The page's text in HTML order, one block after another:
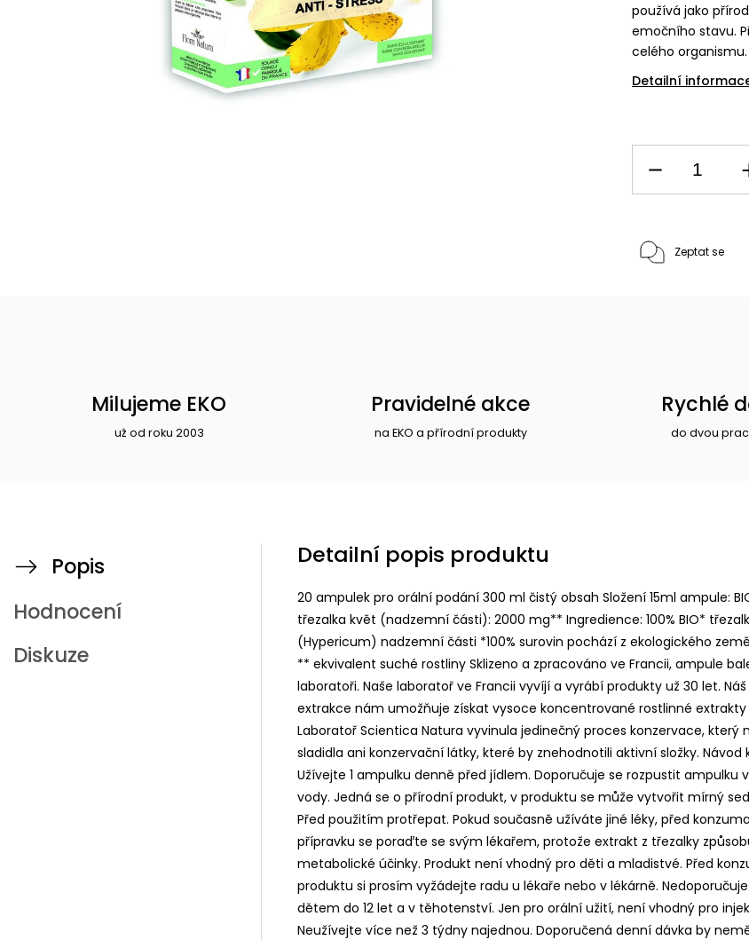
používá jako
emočního stavu.
celého organismu.
Detailní
Zeptat se
Milujeme EKO
už od roku 2003
Pravidelné akce
na EKO a přírodní produkty
Rychlé
do dvou
Popis
Hodnocení
Diskuze
Detailní popis produktu
20 ampulek pro orální podání 300 ml čistý obsah Složení 15ml ampule:
třezalka květ (nadzemní části): 2000 mg** Ingredience: 100% BIO*
(Hypericum) nadzemní části *100% surovin pochází z ekologického
** ekvivalent suché rostliny Sklizeno a zpracováno ve Francii, ampule
laboratoři. Naše laboratoř ve Francii vyvíjí a vyrábí produkty už 30 let.
extrakce nám umožňuje získat vysoce koncentrované rostlinné extrakty
Laboratoř Scientica Natura vyvinula jedinečný proces konzervace, který
sladidla ani konzervační látky, které by znehodnotili aktivní složky. Návod
Užívejte 1 ampulku denně před jídlem. Doporučuje se rozpustit ampulku
vody. Jedná se o přírodní produkt, v produktu se může vytvořit mírný
Před použitím protřepat. Pokud současně užíváte jiné léky, před
přípravku se poraďte se svým lékařem, protože extrakt z třezalky
metabolické účinky. Produkt není vhodný pro děti a mladistvé. Před
produktu si prosím vyžádejte radu u lékaře nebo v lékárně.
dětem do 12 let a v těhotenství. Jen pro orální užití, není vhodný pro
Neužívejte více než 3 týdny najednou. Doporučená denní dávka by